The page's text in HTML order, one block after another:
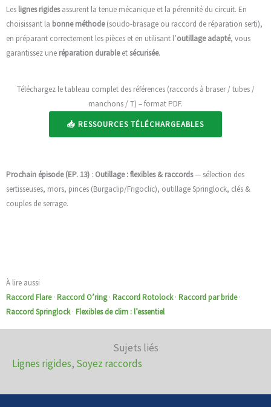
Les lignes rigidesassurent la tenue mécanique et la pérennité du circuit. En
choisissant la bonne méthode(soudo-brasage ou raccord de réparation serti),
en préparant correctement les pièces et en utilisant l’outillage adapté, vous
garantissez une réparation durableetsécurisée.
Téléchargez le tableau complet des références (raccords à braser / tubes /
manchons / T) – format PDF.
📥 RESSOURCES TÉLÉCHARGEABLES
Prochain épisode (EP. 13) : Outillage : flexibles & raccords— sélection des
sertisseuses, mors, pinces (Burgaclip/Frigoclic), outillage Springlock, clés &
couples de serrage.
À lire aussi
Raccord Flare· Raccord O’ring· Raccord Rotolock· Raccord par bride·
Raccord Springlock· Flexibles de clim : l’essentiel
Sujets liés
Lignes rigides, Soyez raccords